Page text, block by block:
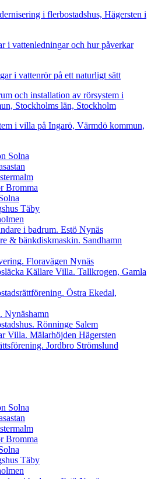
i flerbostadshus, Hägersten i
i vattenledningar och hur påverkar
i vattenrör på ett naturligt sätt
och installation av rörsystem i
Stockholms län, Stockholm
i villa på Ingarö, Värmdö kommun,
Solna
Bromma
Täby
i badrum. Estö Nynäs
& bänkdiskmaskin. Sandhamn
Floravägen Nynäs
Källare Villa. Tallkrogen, Gamla
Östra Ekedal,
Nynäshamn
Rönninge Salem
Villa. Mälarhöjden Hägersten
Jordbro Strömslund
Solna
Bromma
Täby